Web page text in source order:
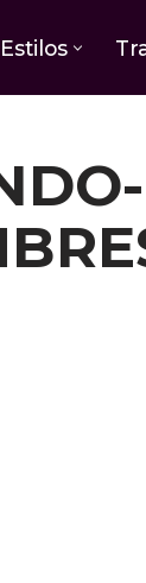
Estilos